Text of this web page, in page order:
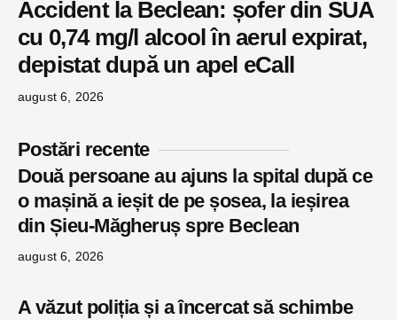
Accident la Beclean: șofer din SUA
cu 0,74 mg/l alcool în aerul expirat,
depistat după un apel eCall
august 6, 2026
Postări recente
Două persoane au ajuns la spital după ce
o mașină a ieșit de pe șosea, la ieșirea
din Șieu-Măgheruș spre Beclean
august 6, 2026
A văzut poliția și a încercat să schimbe